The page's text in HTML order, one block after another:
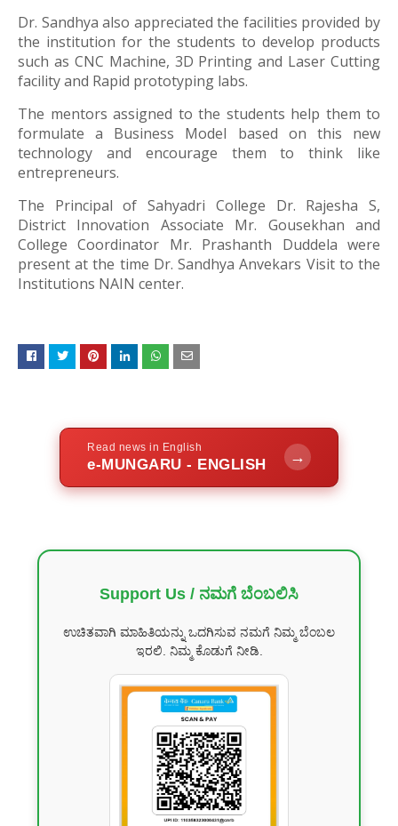
Dr. Sandhya also appreciated the facilities provided by
the institution for the students to develop products
such as CNC Machine, 3D Printing and Laser Cutting
facility and Rapid prototyping labs.
The mentors assigned to the students help them to
formulate a Business Model based on this new
technology and encourage them to think like
entrepreneurs.
The Principal of Sahyadri College Dr. Rajesha S,
District Innovation Associate Mr. Gousekhan and
College Coordinator Mr. Prashanth Duddela were
present at the time Dr. Sandhya Anvekars Visit to the
Institutions NAIN center.
Read news in English
e-MUNGARU - ENGLISH →
Support Us / ನಮಗೆ ಬೆಂಬಲಿಸಿ
ಉಚಿತವಾಗಿ ಮಾಹಿತಿಯನ್ನು ಒದಗಿಸುವ ನಮಗೆ ನಿಮ್ಮ ಬೆಂಬಲ
ಇರಲಿ. ನಿಮ್ಮ ಕೊಡುಗೆ ನೀಡಿ.